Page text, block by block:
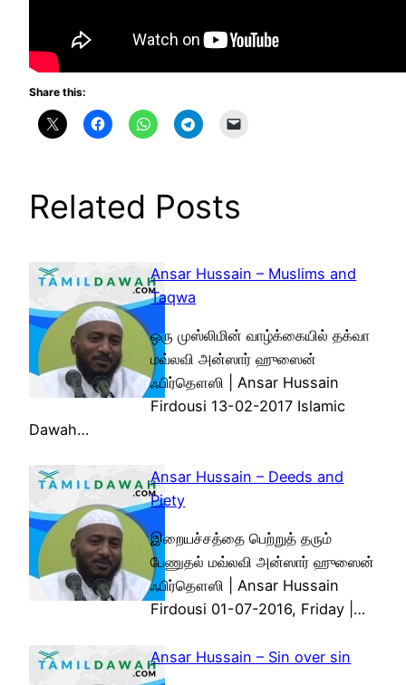
Share this:
Related Posts
Ansar Hussain – Muslims and
Taqwa
ஒரு முஸ்லிமின் வாழ்க்கையில் தக்வா
மவ்லவி அன்ஸார் ஹுஸைன்
ஃபிர்தௌஸி | Ansar Hussain
Firdousi 13-02-2017 Islamic
Dawah…
Ansar Hussain – Deeds and
Piety
இறையச்சத்தை பெற்றுத் தரும்
பேணுதல் மவ்லவி அன்ஸார் ஹுஸைன்
ஃபிர்தௌஸி | Ansar Hussain
Firdousi 01-07-2016, Friday |…
Ansar Hussain – Sin over sin